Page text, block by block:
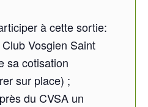
à cette sortie:
Vosgien Saint
sa cotisation
sur place) ;
du CVSA un